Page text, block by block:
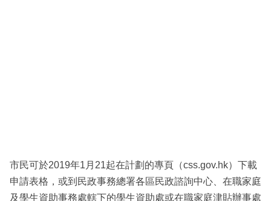
市民可於2019年1月21起在計劃的專頁（css.gov.hk）下載
申請表格，或到民政事務總署各區民政諮詢中心、在職家庭
及學生資助事務處轄下的學生資助處或在職家庭津貼辦事處